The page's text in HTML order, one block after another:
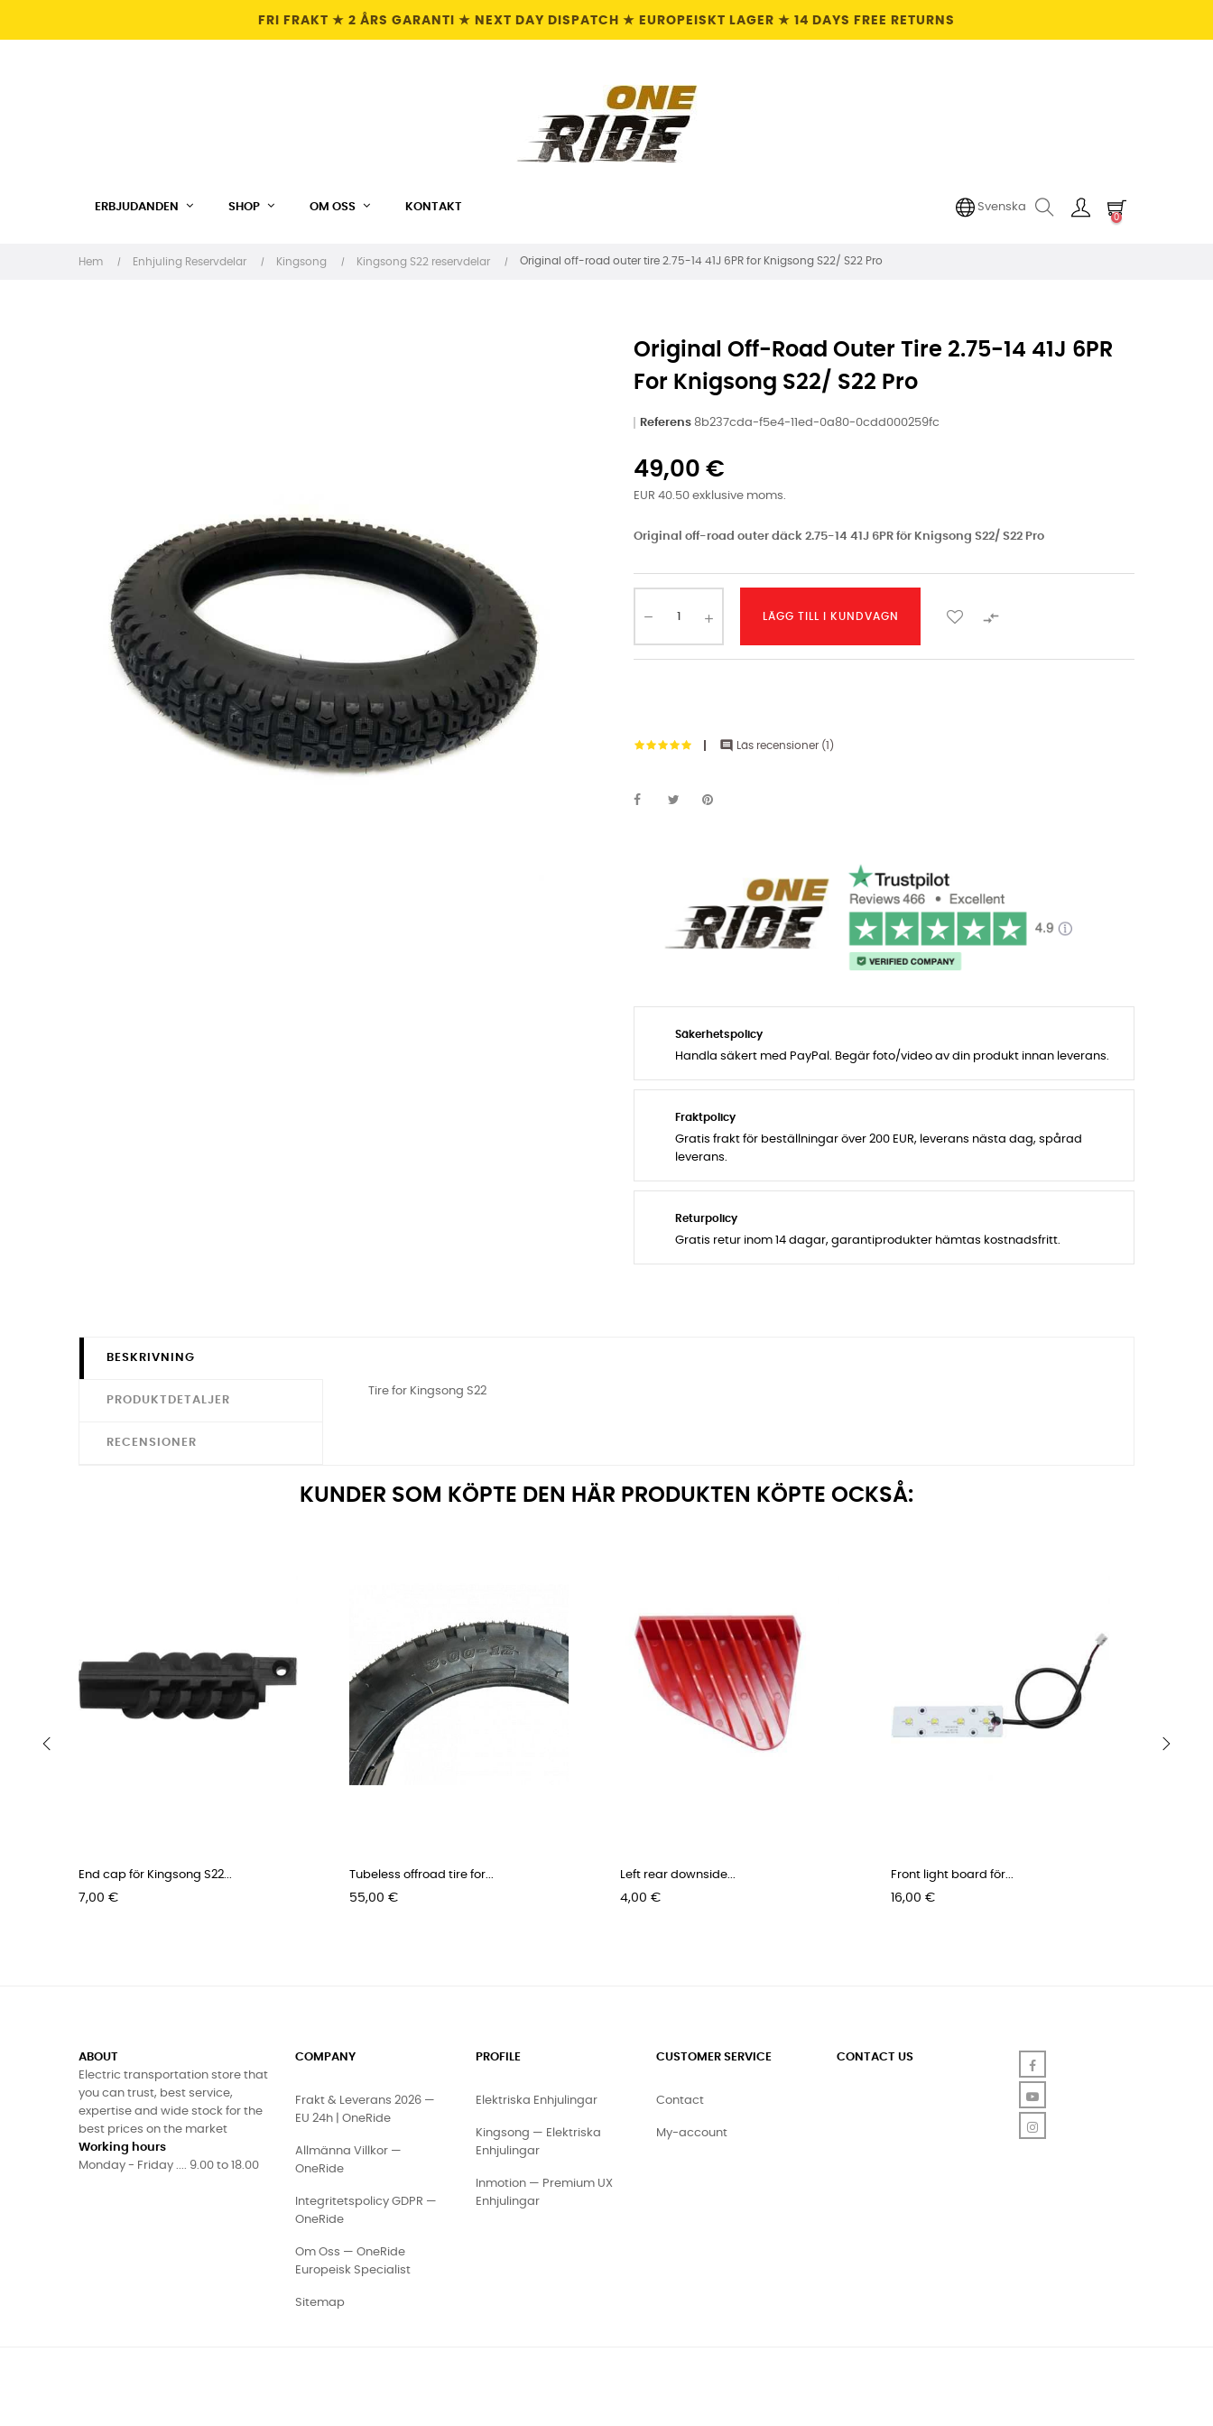
FRI FRAKT ★ 2 ÅRS GARANTI ★ NEXT DAY DISPATCH ★ EUROPEISKT LAGER ★ 14 DAYS FREE RETURNS
ERBJUDANDEN SHOP OM OSS KONTAKT Svenska
0
Hem Enhjuling Reservdelar Kingsong Kingsong S22 reservdelar Original off-road outer tire 2.75-14 41J 6PR for Knigsong S22/ S22 Pro
Original Off-Road Outer Tire 2.75-14 41J 6PR
For Knigsong S22/ S22 Pro
Referens 8b237cda-f5e4-11ed-0a80-0cdd000259fc
49,00 €
EUR 40.50 exklusive moms.
Original off-road outer däck 2.75-14 41J 6PR för Knigsong S22/ S22 Pro
LÄGG TILL I KUNDVAGN 
 Läs recensioner (1 )
Säkerhetspolicy
Handla säkert med PayPal. Begär foto/video av din produkt innan leverans.
Fraktpolicy
Gratis frakt för beställningar över 200 EUR, leverans nästa dag, spårad
leverans.
Returpolicy
Gratis retur inom 14 dagar, garantiprodukter hämtas kostnadsfritt.
BESKRIVNING
PRODUKTDETALJER
RECENSIONER
Tire for Kingsong S22
KUNDER SOM KÖPTE DEN HÄR PRODUKTEN KÖPTE OCKSÅ:
End cap för Kingsong S22...
Pris
7,00 €
Tubeless offroad tire for...
Pris
55,00 €
Left rear downside...
Pris
4,00 €
Front light board för...
Pris
16,00 €
ABOUT
Electric transportation store that
you can trust, best service,
expertise and wide stock for the
best prices on the market
Working hours
Monday - Friday .... 9.00 to 18.00
COMPANY
Frakt & Leverans 2026 —
EU 24h | OneRide
Allmänna Villkor —
OneRide
Integritetspolicy GDPR —
OneRide
Om Oss — OneRide
Europeisk Specialist
Sitemap
PROFILE
Elektriska Enhjulingar
Kingsong — Elektriska
Enhjulingar
Inmotion — Premium UX
Enhjulingar
CUSTOMER SERVICE
Contact
My-account
CONTACT US